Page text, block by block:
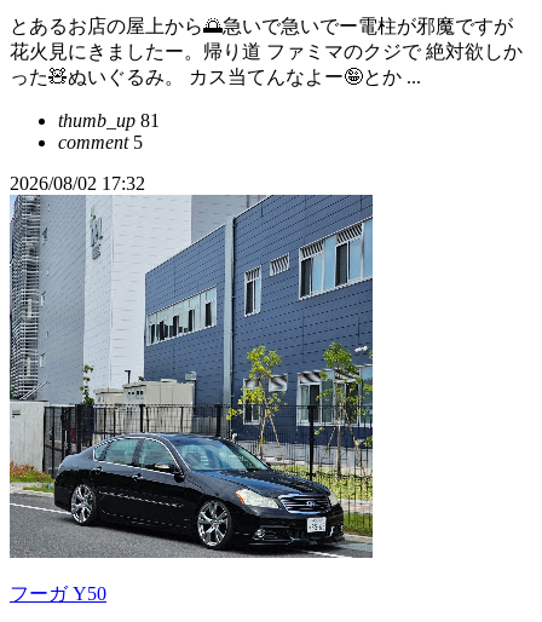
とあるお店の屋上から🌅急いで急いでー電柱が邪魔ですが
花火見にきましたー。帰り道 ファミマのクジで 絶対欲しか
った🧸ぬいぐるみ。 カス当てんなよー🤪とか ...
thumb_up 81
comment5
2026/08/02 17:32
フーガ Y50